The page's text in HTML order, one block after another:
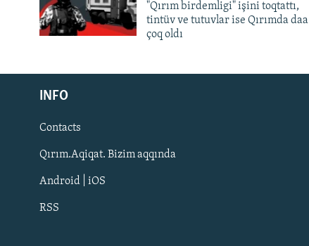
Русский
Українською
QOŞULIÑIZ!
"Qırım birdemligi" işini toqtattı,
tintüv ve tutuvlar ise Qırımda daa
çoq oldı
INFO
Contacts
Qırım.Aqiqat. Bizim aqqında
Android | iOS
RSS